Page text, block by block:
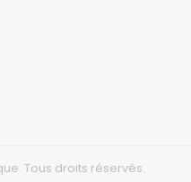
Tous droits réservés.